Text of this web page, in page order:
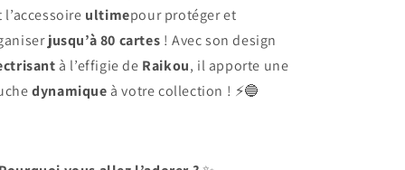
l’accessoire ultimepour protéger et
jusqu’à 80 cartes ! Avec son design
à l’effigie de Raikou, il apporte une
dynamique à votre collection ! ⚡🔵